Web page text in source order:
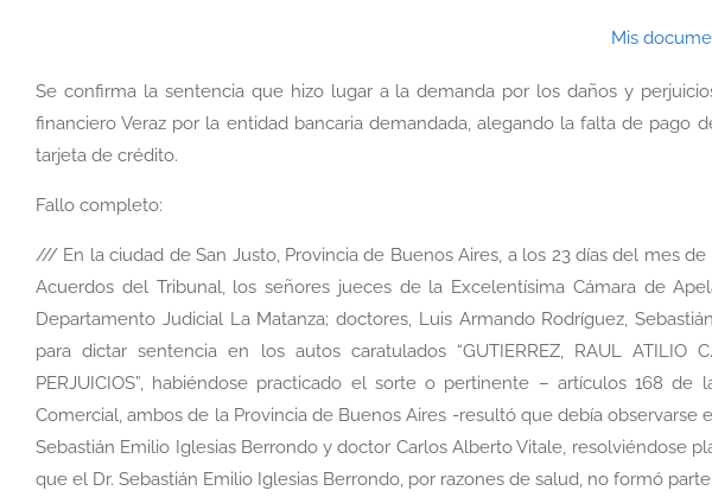
Mis
Se confirma la sentencia que hizo lugar a la demanda por los daños y
financiero Veraz por la entidad bancaria demandada, alegando la falta de pago
tarjeta de crédito.
Fallo completo:
/// En la ciudad de San Justo, Provincia de Buenos Aires, a los 23 días del mes
Acuerdos del Tribunal, los señores jueces de la Excelentísima Cámara de
Departamento Judicial La Matanza; doctores, Luis Armando Rodríguez,
para dictar sentencia en los autos caratulados “GUTIERREZ, RAUL ATILIO
PERJUICIOS”, habiéndose practicado el sorteo pertinente – artículos 168 de
Comercial, ambos de la Provincia de Buenos Aires -resultó que debía
Sebastián Emilio Iglesias Berrondo y doctor Carlos Alberto Vitale, resolviéndose
que el Dr. Sebastián Emilio Iglesias Berrondo, por razones de salud, no formó